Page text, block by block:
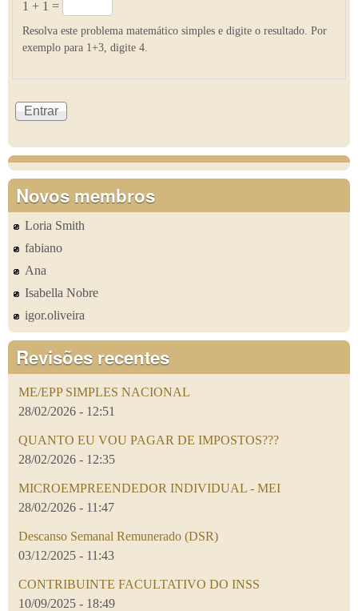
1 + 1 =
Resolva este problema matemático simples e digite o resultado. Por
exemplo para 1+3, digite 4.
Novos membros
Loria Smith
fabiano
Ana
Isabella Nobre
igor.oliveira
Revisões recentes
ME/EPP SIMPLES NACIONAL
28/02/2026 - 12:51
QUANTO EU VOU PAGAR DE IMPOSTOS???
28/02/2026 - 12:35
MICROEMPREENDEDOR INDIVIDUAL - MEI
28/02/2026 - 11:47
Descanso Semanal Remunerado (DSR)
03/12/2025 - 11:43
CONTRIBUINTE FACULTATIVO DO INSS
10/09/2025 - 18:49